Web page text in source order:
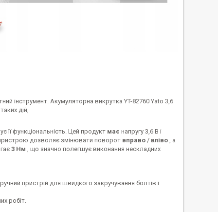
інструмент. Акумуляторна викрутка YT-82760 Yato 3,6
дій,
її функціональність. Цей продукт має напругу 3,6 В і
дозволяє змінювати поворот вправо / вліво , а
3 Нм , що значно полегшує виконання нескладних
пристрій для швидкого закручування болтів і
робіт.